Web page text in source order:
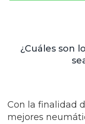
¿Cuáles son
Con la finalidad
mejores